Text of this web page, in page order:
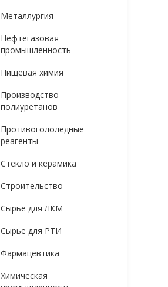
Металлургия
Нефтегазовая
промышленность
Пищевая химия
Производство
полиуретанов
Противогололедные
реагенты
Стекло и керамика
Строительство
Сырье для ЛКМ
Сырье для РТИ
Фармацевтика
Химическая